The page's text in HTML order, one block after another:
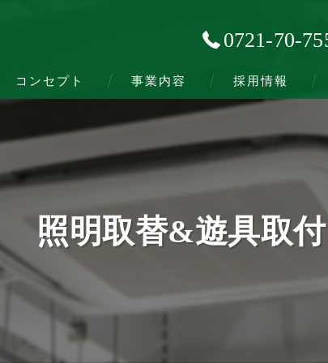
0721-70-
コンセプト 事業内容 採用情報
照明取替&遊具取付